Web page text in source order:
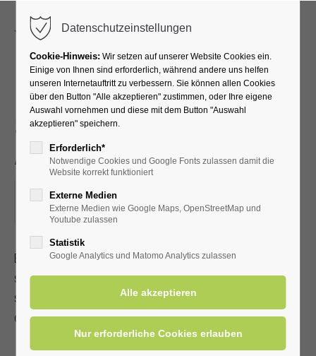
EFT Klopfakupressur -
Selbsthilfe bei Stress und
Angst
05.06.2024, 18:45–20:15
ORT: KLINIK SOLEQUELLE, RUHERAUM IM UG
EFT Klopfakupressur ist eine anerkannte Heilmethode, die
schnell erlernbar ist. Sie kann bei körperlichen und
seelischen Problemen eingesetzt werden. Mit Kur-/
oder Einwohnerkarte 6,00 €, ohne 9,00 €
Datenschutzeinstellungen
Cookie-Hinweis: Wir setzen auf unserer Website Cookies ein.
Einige von Ihnen sind erforderlich, während andere uns helfen
unseren Internetauftritt zu verbessern. Sie können allen Cookies
über den Button "Alle akzeptieren" zustimmen, oder Ihre eigene
Auswahl vornehmen und diese mit dem Button "Auswahl
akzeptieren" speichern.
Erforderlich*
Notwendige Cookies und Google Fonts zulassen damit die
Website korrekt funktioniert
Externe Medien
Externe Medien wie Google Maps, OpenStreetMap und
Youtube zulassen
Statistik
Google Analytics und Matomo Analytics zulassen